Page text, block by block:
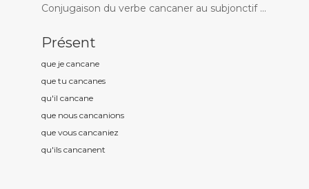
Conjugaison du verbe cancaner au subjonctif ...
Présent
que je cancane
que tu cancanes
qu'il cancane
que nous cancanions
que vous cancaniez
qu'ils cancanent